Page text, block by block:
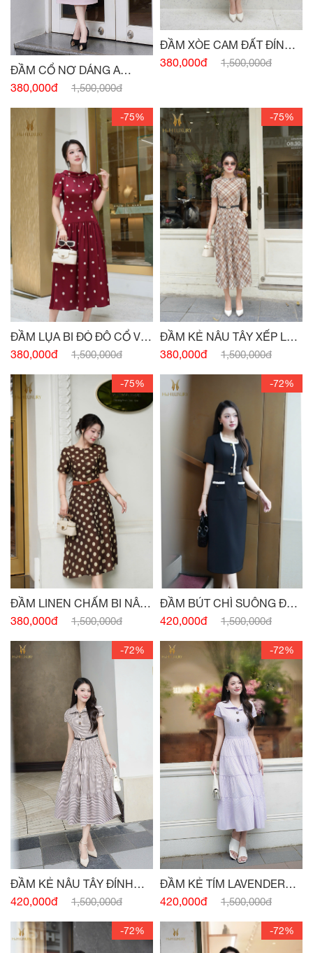
ĐẦM CỔ NƠ DÁNG A
HỒNG PASTEL
380,000đ 1,500,000đ
ĐẦM XÒE CAM ĐẤT ĐÍNH
CÚC
380,000đ 1,500,000đ
-75%
ĐẦM LỤA BI ĐỎ ĐÔ CỔ V
SAU
380,000đ 1,500,000đ
-75%
ĐẦM KẺ NÂU TÂY XẾP LY
THÂN
380,000đ 1,500,000đ
-75%
ĐẦM LINEN CHẤM BI NÂU
TÂY ĐÍNH CÚC
380,000đ 1,500,000đ
-72%
ĐẦM BÚT CHÌ SUÔNG ĐEN
HAI TÚI
420,000đ 1,500,000đ
-72%
ĐẦM KẺ NÂU TÂY ĐÍNH
CÚC
420,000đ 1,500,000đ
-72%
ĐẦM KẺ TÍM LAVENDER
ĐÍNH CÚC
420,000đ 1,500,000đ
-72% -72%